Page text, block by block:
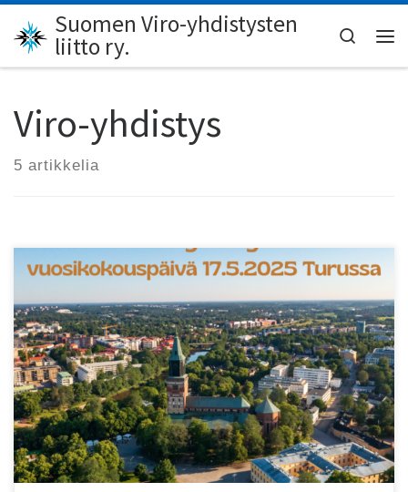
Skip to content
Suomen Viro-yhdistysten
liitto ry.
Search
Viro-yhdistys
5 artikkelia
Tervetuloa SVYL:n vuosikokoukseen Turkuun!